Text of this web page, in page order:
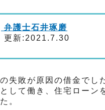
弁護士石井琢磨
更新:2021.7.30
失敗が原因の借金でし
して働き、住宅ローン
。